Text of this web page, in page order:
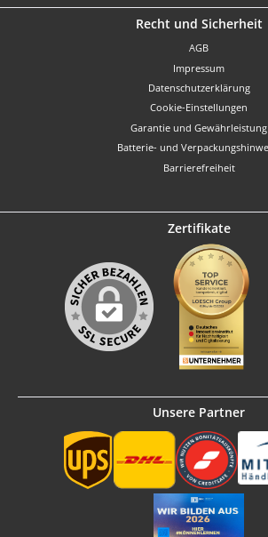
Recht und Sicherheit
AGB
Impressum
Datenschutzerklärung
Cookie-Einstellungen
Garantie und Gewährleistung
Batterie- und
Barrierefreiheit
Zertifikate
Unsere Partner